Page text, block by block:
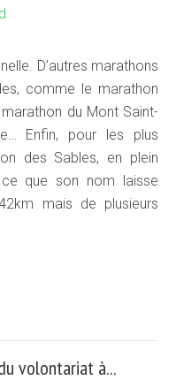
D’autres marathons
comme le marathon
du Mont Saint-
Enfin, pour les plus
des Sables, en plein
que son nom laisse
mais de plusieurs
volontariat à...